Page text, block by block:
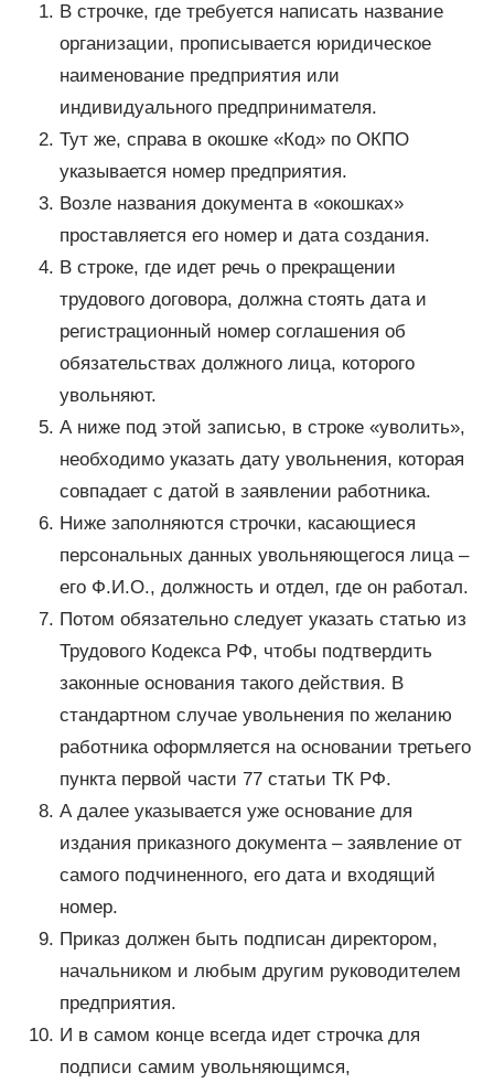
В строчке, где требуется написать название
организации, прописывается юридическое
наименование предприятия или
индивидуального предпринимателя.
Тут же, справа в окошке «Код» по ОКПО
указывается номер предприятия.
Возле названия документа в «окошках»
проставляется его номер и дата создания.
В строке, где идет речь о прекращении
трудового договора, должна стоять дата и
регистрационный номер соглашения об
обязательствах должного лица, которого
увольняют.
А ниже под этой записью, в строке «уволить»,
необходимо указать дату увольнения, которая
совпадает с датой в заявлении работника.
Ниже заполняются строчки, касающиеся
персональных данных увольняющегося лица –
его Ф.И.О., должность и отдел, где он работал.
Потом обязательно следует указать статью из
Трудового Кодекса РФ, чтобы подтвердить
законные основания такого действия. В
стандартном случае увольнения по желанию
работника оформляется на основании третьего
пункта первой части 77 статьи ТК РФ.
А далее указывается уже основание для
издания приказного документа – заявление от
самого подчиненного, его дата и входящий
номер.
Приказ должен быть подписан директором,
начальником и любым другим руководителем
предприятия.
И в самом конце всегда идет строчка для
подписи самим увольняющимся,